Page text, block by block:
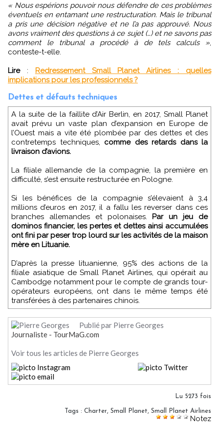
« Nous espérions pouvoir nous défendre de ces problèmes
éventuels en entamant une restructuration. Mais le tribunal
a pris une décision négative et ne l’a pas approuvé. Nous
avons vraiment des questions à ce sujet (…) et ne savons pas
comment le tribunal a procédé à de tels calculs »,
conteste-t-elle.
Lire: Redressement Small Planet Airlines : quelles
implications pour les professionnels ?
Dettes et défauts techniques
A la suite de la faillite d’Air Berlin, en 2017, Small Planet
avait prévu un vaste plan d’expansion en Europe de
l’Ouest mais a vite été plombée par des dettes et des
contretemps techniques, comme des retards dans la
livraison d’avions.
La filiale allemande de la compagnie, la première en
difficulté, s’est ensuite restructurée en Pologne.
Si les bénéfices de la compagnie s’élevaient à 3,4
millions d’euros en 2017, il a fallu les reverser dans ces
branches allemandes et polonaises. Par un jeu de
dominos financier, les pertes et dettes ainsi accumulées
ont fini par peser trop lourd sur les activités de la maison
mère en Lituanie.
D’après la presse lituanienne, 95% des actions de la
filiale asiatique de Small Planet Airlines, qui opérait au
Cambodge notamment pour le compte de grands tour-
opérateurs européens, ont dans le même temps été
transférées à des partenaires chinois.
Publié par Pierre Georges
Journaliste - TourMaG.com
Voir tous les articles de Pierre Georges
Lu 5273 fois
Tags : Charter, Small Planet, Small Planet Airlines
Notez